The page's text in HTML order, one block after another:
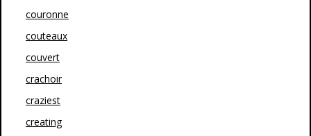
couronne
couteaux
couvert
crachoir
craziest
creating